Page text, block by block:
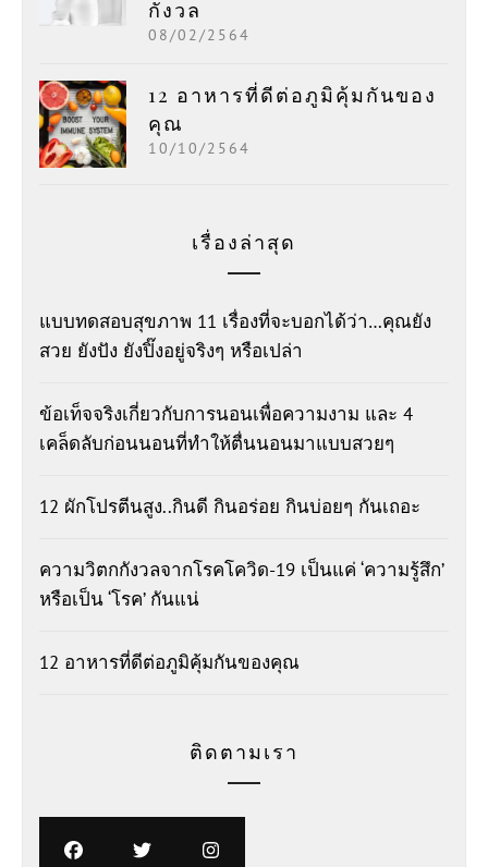
กังวล
08/02/2564
12 อาหารที่ดีต่อภูมิคุ้มกันของ
คุณ
10/10/2564
เรื่องล่าสุด
แบบทดสอบสุขภาพ 11 เรื่องที่จะบอกได้ว่า…คุณยัง
สวย ยังปัง ยังปิ๊งอยู่จริงๆ หรือเปล่า
ข้อเท็จจริงเกี่ยวกับการนอนเพื่อความงาม และ 4
เคล็ดลับก่อนนอนที่ทำให้ตื่นนอนมาแบบสวยๆ
12 ผักโปรตีนสูง..กินดี กินอร่อย กินบ่อยๆ กันเถอะ
ความวิตกกังวลจากโรคโควิด-19 เป็นแค่ ‘ความรู้สึก’
หรือเป็น ‘โรค’ กันแน่
12 อาหารที่ดีต่อภูมิคุ้มกันของคุณ
ติดตามเรา